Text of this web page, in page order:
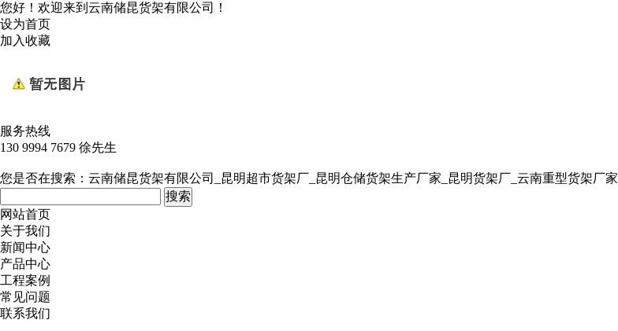
您好！欢迎来到云南储昆货架有限公司！
设为首页
加入收藏
服务热线
130 9994 7679 徐先生
您是否在搜索： 云南储昆货架有限公司_昆明超市货架厂_昆明仓储货架生产厂家_昆明货架厂_云南重型货架厂家
网站首页
关于我们
新闻中心
产品中心
工程案例
常见问题
联系我们